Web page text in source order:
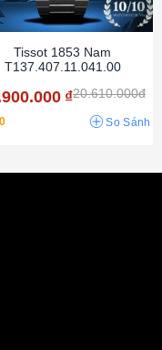
Tissot 1853 Nam
T137.407.11.041.00
₫20.610.000đ
So Sánh